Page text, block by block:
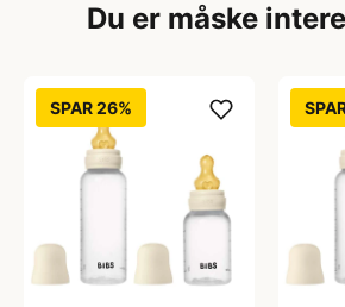
Du er måske
SPAR 26%